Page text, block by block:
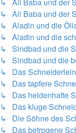
↳ Ali Baba und der
↳ Ali Baba und der
↳ Aladin und die
↳ Aladin und die
↳ Sindbad und die
↳ Sindbad und die
↳ Das Schneiderlein
↳ Das tapfere
↳ Das heldenhafte
↳ Das kluge
↳ Die Söhne des
↳ Das betrogene